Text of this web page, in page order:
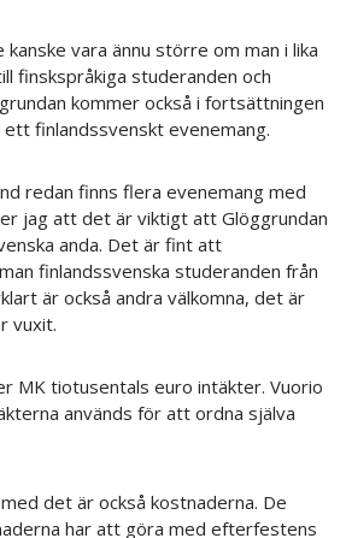
vara ännu större om man i lika
finskspråkiga studeranden och
kommer också i fortsättningen
finlandssvenskt evenemang.
redan finns flera evenemang med
jag att det är viktigt att Glöggrundan
anda. Det är fint att
finlandssvenska studeranden från
är också andra välkomna, det är
vuxit.
MK tiotusentals euro intäkter. Vuorio
används för att ordna själva
det är också kostnaderna. De
har att göra med efterfestens